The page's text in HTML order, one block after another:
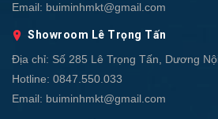
Email: buiminhmkt@gmail.com
Showroom Lê Trọng Tấn
Địa chỉ: Số 285 Lê Trọng Tấn, Dương
Hotline: 0847.550.033
Email: buiminhmkt@gmail.com